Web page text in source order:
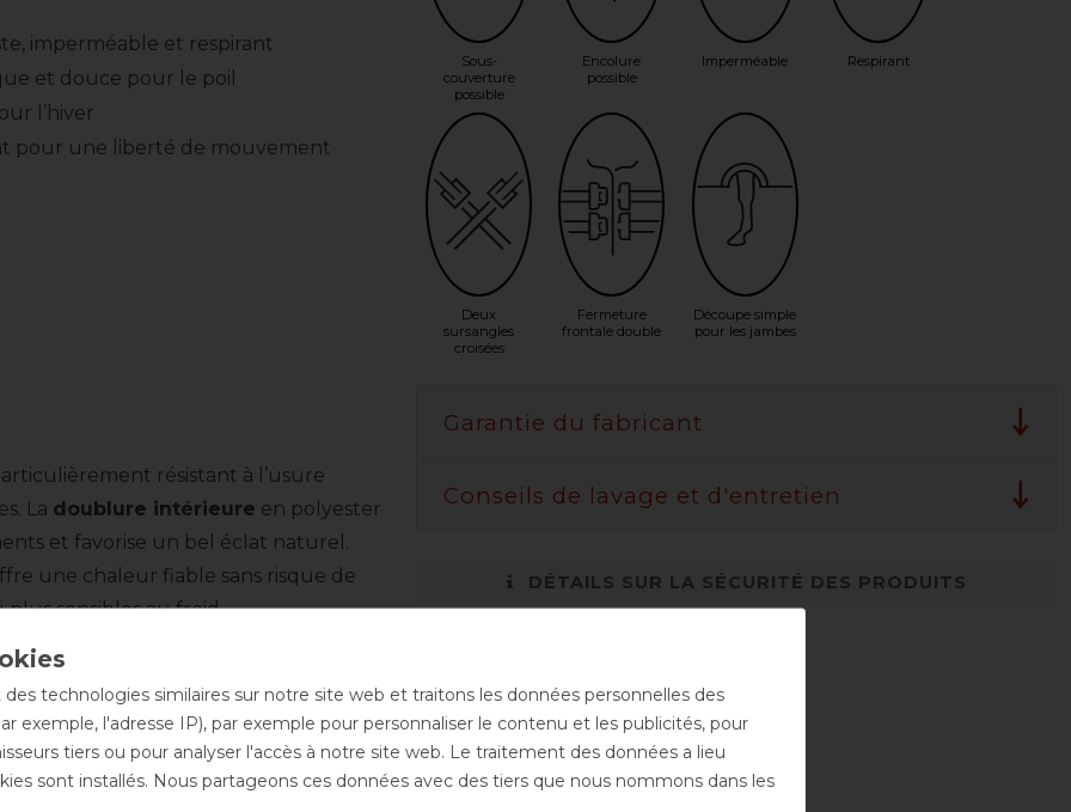
imperméable et respirant
et douce pour le poil
l’hiver
pour une liberté de mouvement
résistant à l’usure
La doublure intérieure en polyester
et favorise un bel éclat naturel.
une chaleur fiable sans risque de
sensibles au froid.
ajustement et réduit les points de
une grande liberté de
Le rabat de queueprotège
Sous-
couverture
possible
Encolure
possible
Imperméable Respirant
Deux
sursangles
croisées
Fermeture
frontale double
Découpe simple
pour les jambes
Garantie du fabricant
Conseils de lavage et d'entretien
DÉTAILS SUR LA SÉCURITÉ DES PRODUITS
technologies similaires sur notre site web et traitons les données personnelles des
exemple, l'adresse IP), par exemple pour personnaliser le contenu et les publicités, pour
tiers ou pour analyser l'accès à notre site web. Le traitement des données a lieu
sont installés. Nous partageons ces données avec des tiers que nous nommons dans les